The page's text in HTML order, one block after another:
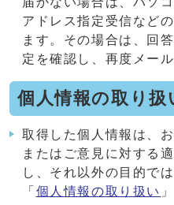
アドレス指定受信など
ます。その場合は、回
定を確認し、再度メー
個人情報の取り扱
取得した個人情報は、
またはご意見に対する
し、それ以外の目的で
「 個人情報の取り扱い